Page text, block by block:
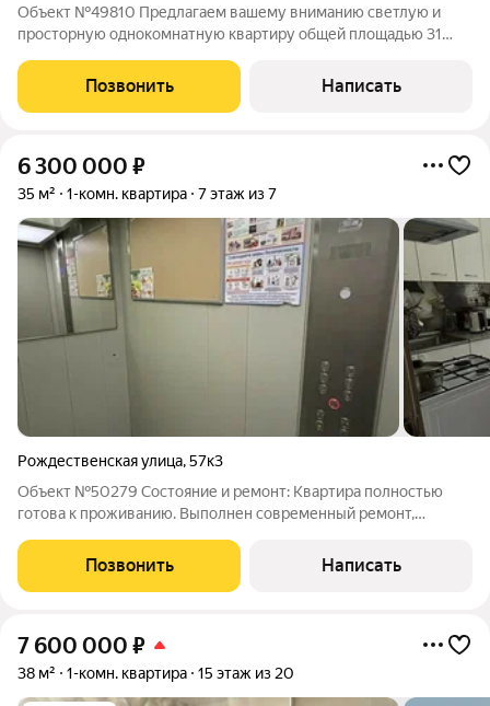
Объект №49810 Предлагаем вашему вниманию светлую и
просторную однокомнатную квартиру общей площадью 31
семиэтажного дома. Преимущества квартиры: Хорошее
состояние ремонта, готовое к проживанию;
Позвонить Написать
6 300 000 ₽
35 м² 1-комн. квартира 7 этаж из 7
Рождественская улица,57к3
Объект №50279 Состояние и ремонт: Квартира полностью
готова к проживанию. Выполнен современный ремонт,
отопление. Дом новый, все коммуникации подключены,
свидетельство о собственности на руках.
Позвонить Написать
7 600 000 ₽
38 м² 1-комн. квартира 15 этаж из 20